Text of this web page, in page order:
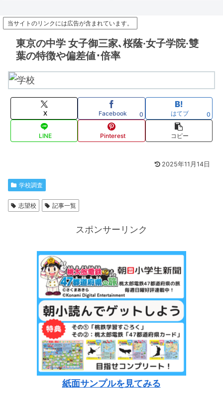
当サイトのリンクには広告が含まれています。
東京の中学 女子御三家､桜蔭·女子学院·雙
葉の特徴や偏差値･倍率
X Facebook 0 はてブ 0
LINE Pinterest コピー
2025年11月14日
学校調査
志望校 記事一覧
スポンサーリンク
紙面サンプルを見てみる